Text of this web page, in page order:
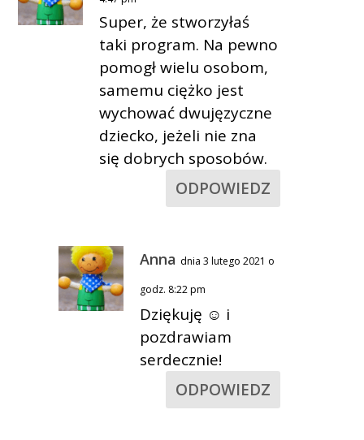
Super, że stworzyłaś
taki program. Na pewno
pomogł wielu osobom,
samemu ciężko jest
wychować dwujęzyczne
dziecko, jeżeli nie zna
się dobrych sposobów.
ODPOWIEDZ
Anna dnia 3 lutego 2021 o
godz. 8:22 pm
Dziękuję ☺ i
pozdrawiam
serdecznie!
ODPOWIEDZ